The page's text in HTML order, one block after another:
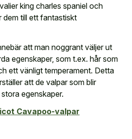
king charles spaniel och
till ett fantastiskt
att man noggrant väljer ut
egenskaper, som t.ex. hår som
ett vänligt temperament. Detta
att de valpar som blir
egenskaper.
Cavapoo-valpar